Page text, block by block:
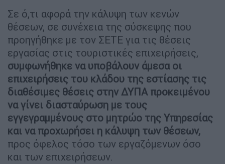
Σε ό,τι αφορά την κάλυψη των κενών
θέσεων, σε συνέχεια της σύσκεψης που
προηγήθηκε με τον ΣΕΤΕ για τις θέσεις
εργασίας στις τουριστικές επιχειρήσεις,
συμφωνήθηκε να υποβάλουν άμεσα οι
επιχειρήσεις του κλάδου της εστίασης τις
διαθέσιμες θέσεις στην ΔΥΠΑ προκειμένου
να γίνει διασταύρωση με τους
εγγεγραμμένους στο μητρώο της Υπηρεσίας
και να προχωρήσει η κάλυψη των θέσεων,
προς όφελος τόσο των εργαζόμενων όσο
και των επιχειρήσεων.